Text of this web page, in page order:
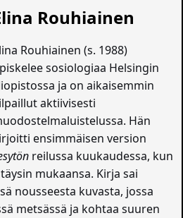
Rouhiainen
Rouhiainen (s. 1988)
sosiologiaa Helsingin
ja on aikaisemmin
aktiivisesti
Hän
ensimmäisen version
reilussa kuukaudessa, kun
mukaansa. Kirja sai
nousseesta kuvasta, jossa
metsässä ja kohtaa suuren